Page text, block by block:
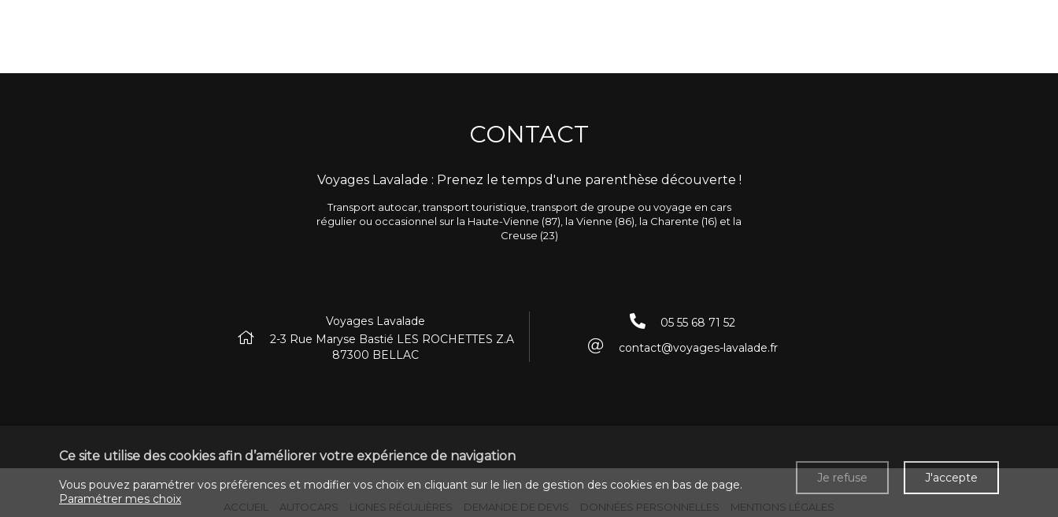
CONTACT
Voyages Lavalade : Prenez le temps d'une parenthèse découverte !
Transport autocar, transport touristique, transport de groupe ou voyage en cars
régulier ou occasionnel sur la Haute-Vienne (87), la Vienne (86), la Charente (16) et la
Creuse (23)
Voyages Lavalade
2-3 Rue Maryse Bastié LES ROCHETTES Z.A
87300 BELLAC
05 55 68 71 52
contact@voyages-lavalade.fr
ACCUEIL AUTOCARS LIGNES RÉGULIÈRES DEMANDE DE DEVIS DONNÉES PERSONNELLES MENTIONS LÉGALES
Ce site utilise des cookies afin d’améliorer votre expérience de navigation
Vous pouvez paramétrer vos préférences et modifier vos choix en cliquant sur le lien de gestion des cookies en bas de page.
Paramétrer mes choix
Je refuse J'accepte